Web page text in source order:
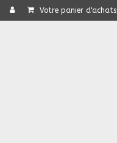
Votre panier d'achats